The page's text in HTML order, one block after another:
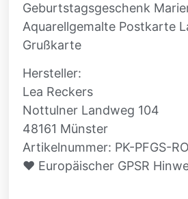
Geburtstagsgeschenk
Aquarellgemalte Postkarte
Grußkarte
Hersteller:
Lea Reckers
Nottulner Landweg 104
48161 Münster
Artikelnummer: PK-PFGS-
♥ Europäischer GPSR